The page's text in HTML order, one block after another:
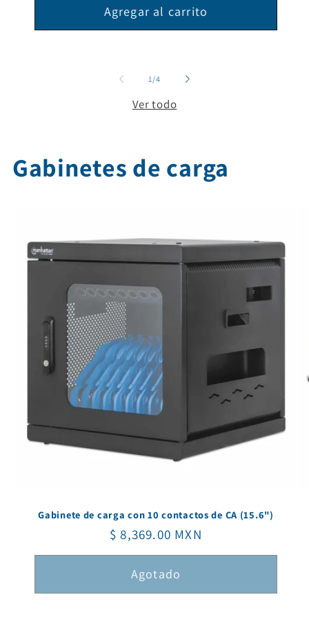
Agregar al carrito
1 /de
4
Ver todo
Gabinetes de carga
Gabinete de carga con 10 contactos de CA (15.6")
Precio
habitual
$ 8,369.00 MXN
Agotado